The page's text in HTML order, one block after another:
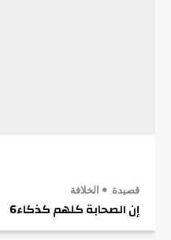
قصيدة الخلافة
إن الصحابة كلهم كذكاء6